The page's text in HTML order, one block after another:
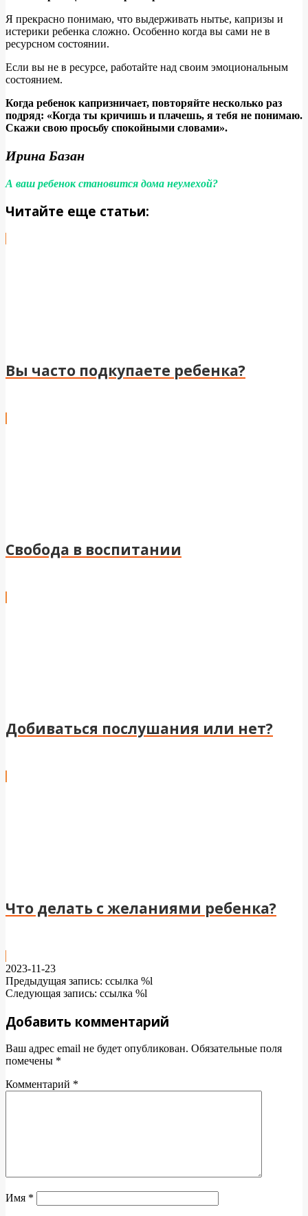
Я прекрасно понимаю, что выдерживать нытье, капризы и
истерики ребенка сложно. Особенно когда вы сами не в
ресурсном состоянии.
Если вы не в ресурсе, работайте над своим эмоциональным
состоянием.
Когда ребенок капризничает, повторяйте несколько раз
подряд: «Когда ты кричишь и плачешь, я тебя не понимаю.
Скажи свою просьбу спокойными словами».
Ирина Базан
А ваш ребенок становится дома неумехой?
Читайте еще статьи:
Вы часто подкупаете ребенка?
Свобода в воспитании
Добиваться послушания или нет?
Что делать с желаниями ребенка?
2023-11-23
Предыдущая запись: ссылка %l
Следующая запись: ссылка %l
Добавить комментарий
Ваш адрес email не будет опубликован. Обязательные поля
помечены *
Комментарий *
Имя *